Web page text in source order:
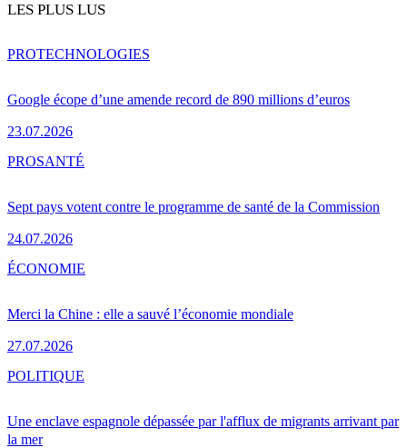
LES PLUS LUS
Google écope d’une amende record de 890 millions d’euros
23.07.2026
PROTECHNOLOGIES
Sept pays votent contre le programme de santé de la Commission
24.07.2026
PROSANTÉ
Merci la Chine : elle a sauvé l’économie mondiale
27.07.2026
ÉCONOMIE
Une enclave espagnole dépassée par l'afflux de migrants arrivant par
la mer
POLITIQUE